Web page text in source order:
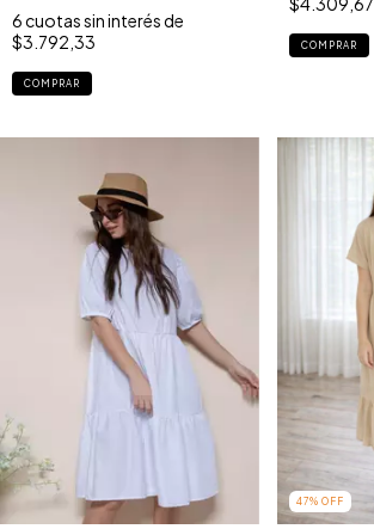
6cuotas sin interés de
$3.792,33
COMPRAR
COMPRAR
47% OFF